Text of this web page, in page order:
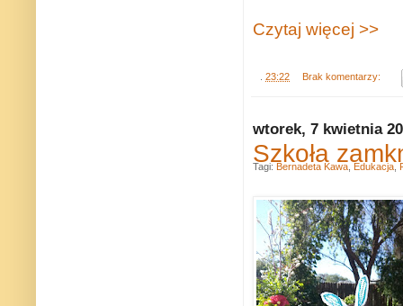
Czytaj więcej >>
23:22 Brak komentarzy:
wtorek, 7 kwietnia
Szkoła
Tagi: Bernadeta Kawa Edukacja